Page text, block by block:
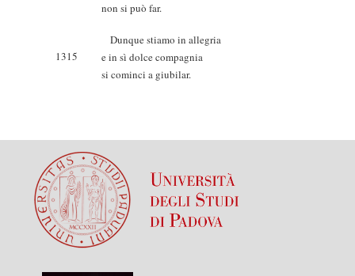
non si può far.
Dunque stiamo in allegria
1315
e in sì dolce compagnia
si cominci a giubilar.